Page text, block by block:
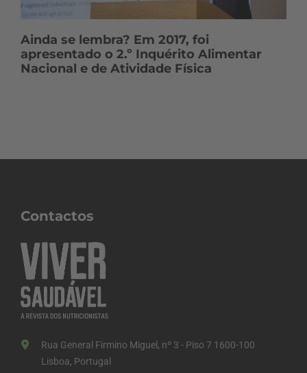
Ainda se lembra? Em 2017, foi
apresentado o 2.º Inquérito Alimentar
Nacional e de Atividade Física
Contactos
Rua General Firmino Miguel, nº 3 - Piso 7 1600-100
Lisboa, Portugal